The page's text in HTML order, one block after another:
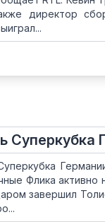
директор
Суперкубка
Флика активно
завершил